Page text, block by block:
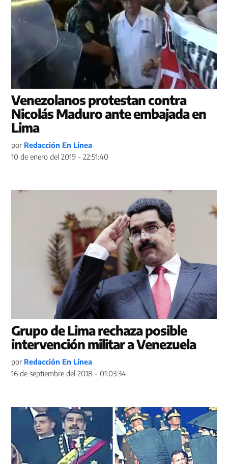
Venezolanos protestan contra
Nicolás Maduro ante embajada en
Lima
por Redacción En Línea
10 de enero del 2019 - 22:51:40
Grupo de Lima rechaza posible
intervención militar a Venezuela
por Redacción En Línea
16 de septiembre del 2018 - 01:03:34